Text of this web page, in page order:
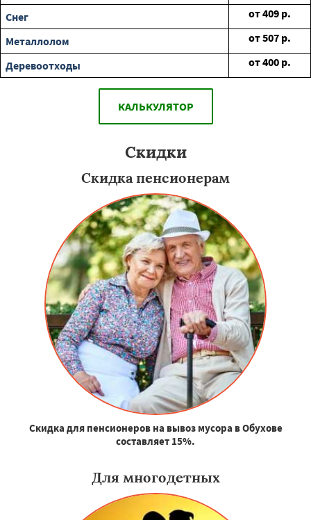
Снег
от409 р.
Металлолом
от507 р.
Деревоотходы
от400 р.
КАЛЬКУЛЯТОР
Скидки
Скидка пенсионерам
Скидка для пенсионеров на вывоз мусора в Обухове
составляет 15%.
Для многодетных